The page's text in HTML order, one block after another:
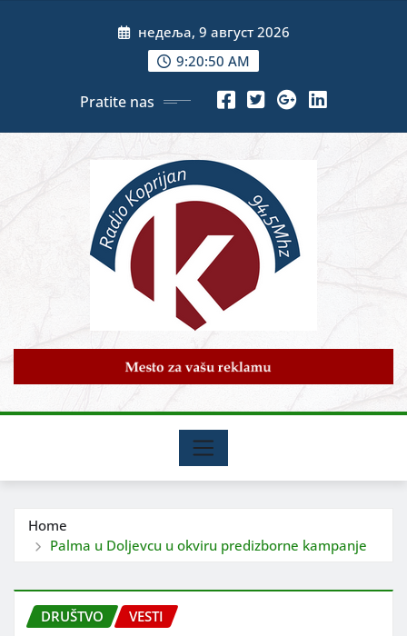
недеља, 9 август 2026
9:20:52 AM
Pratite nas
Home
Palma u Doljevcu u okviru predizborne kampanje
DRUŠTVO VESTI